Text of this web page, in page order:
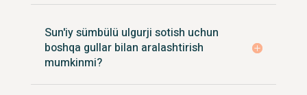
Sun'iy sümbülü ulgurji sotish uchun
boshqa gullar bilan aralashtirish
mumkinmi?